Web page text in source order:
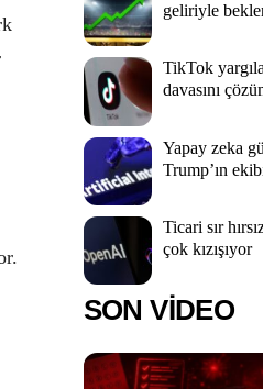
geliriyle
TikTok
davasını
Yapay zeka
Trump’ın
Ticari sır
çok kızışıyor
SON VİDEO